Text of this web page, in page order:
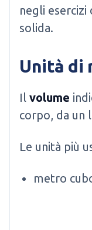
negli esercizi
solida.
Unità di
Il volume
corpo, da un
Le unità più
metro